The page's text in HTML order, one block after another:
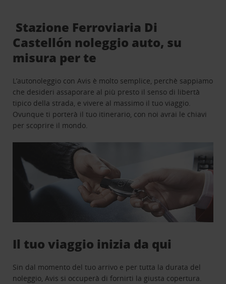
Stazione Ferroviaria Di
Castellón noleggio auto, su
misura per te
L’autonoleggio con Avis è molto semplice, perchè sappiamo
che desideri assaporare al più presto il senso di libertà
tipico della strada, e vivere al massimo il tuo viaggio.
Ovunque ti porterà il tuo itinerario, con noi avrai le chiavi
per scoprire il mondo.
Il tuo viaggio inizia da qui
Sin dal momento del tuo arrivo e per tutta la durata del
noleggio, Avis si occuperà di fornirti la giusta copertura.